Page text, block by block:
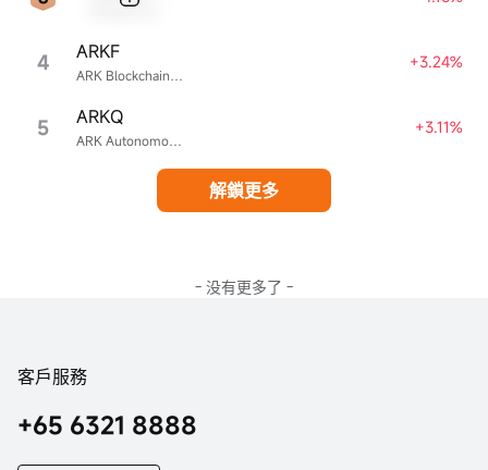
4 ARK Blockchain & Fintech Innovation ETF
ARKF +3.24%
5 ARK Autonomous Technology & Robotics ETF
ARKQ +3.11%
解鎖更多
- 没有更多了 -
客戶服務
+65 6321 8888